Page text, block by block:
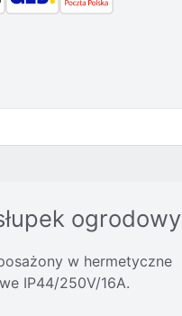
ogrodowy
w hermetyczne
IP44/250V/16A.